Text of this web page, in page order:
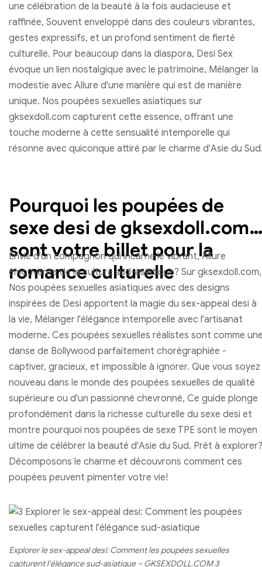
une célébration de la beauté à la fois audacieuse et
raffinée, Souvent enveloppé dans des couleurs vibrantes,
gestes expressifs, et un profond sentiment de fierté
culturelle. Pour beaucoup dans la diaspora, Desi Sex
évoque un lien nostalgique avec le patrimoine, Mélanger la
modestie avec Allure d'une manière qui est de manière
unique. Nos poupées sexuelles asiatiques sur
gksexdoll.com capturent cette essence, offrant une
touche moderne à cette sensualité intemporelle qui
résonne avec quiconque attiré par le charme d'Asie du
Pourquoi les poupées de
sexe desi de gksexdoll.com
sont votre billet pour la
romance culturelle
Envie d'un compagnon qui incarne le vibrant, Allure
émouvante de la culture sud-asiatique? Sur gksexdoll.com,
Nos poupées sexuelles asiatiques avec des designs
inspirées de Desi apportent la magie du sex-appeal desi à
la vie, Mélanger l'élégance intemporelle avec l'artisanat
moderne. Ces poupées sexuelles réalistes sont comme
danse de Bollywood parfaitement chorégraphiée -
captiver, gracieux, et impossible à ignorer. Que vous soyez
nouveau dans le monde des poupées sexuelles de qualité
supérieure ou d'un passionné chevronné, Ce guide plonge
profondément dans la richesse culturelle du sexe desi et
montre pourquoi nos poupées de sexe TPE sont le moyen
ultime de célébrer la beauté d'Asie du Sud. Prêt à explorer?
Décomposons le charme et découvrons comment ces
poupées peuvent pimenter votre vie!
Explorer le sex-appeal desi: Comment les poupées sexuelles
capturent l'élégance sud-asiatique – GKSEXDOLL.COM 3